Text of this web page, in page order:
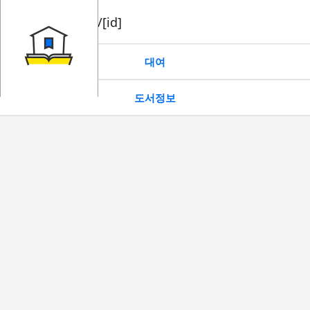
book/rent/[id]
대여
도서정보